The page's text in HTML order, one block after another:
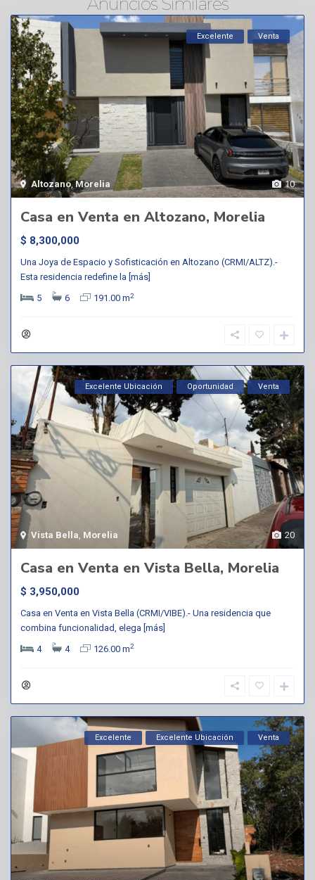
10
Altozano,Morelia
Excelente Venta
Casa en Venta en Altozano, Morelia
$ 8,300,000
Una Joya de Espacio y Sofisticación en Altozano (CRMI/ALTZ).-
Esta residencia redefine la [más]
5
6 191.00 m2
20
Vista Bella, Morelia
Excelente Ubicación Oportunidad Venta
Casa en Venta en Vista Bella, Morelia
$ 3,950,000
Casa en Venta en Vista Bella (CRMI/VIBE).- Una residencia que
combina funcionalidad, elega [más]
4
4 126.00 m2
Excelente Excelente Ubicación Venta